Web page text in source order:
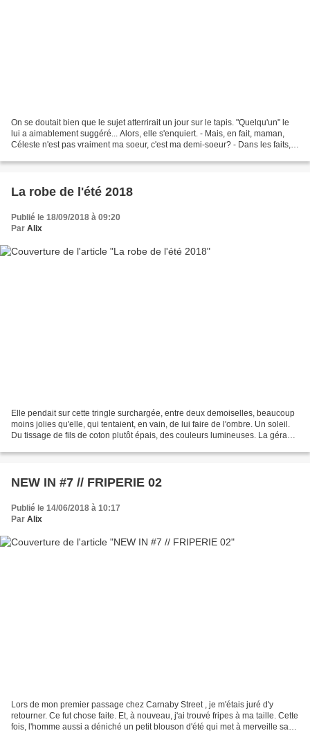
On se doutait bien que le sujet atterrirait un jour sur le tapis. "Quelqu'un" le
lui a aimablement suggéré... Alors, elle s'enquiert. - Mais, en fait, maman,
Céleste n'est pas vraiment ma soeur, c'est ma demi-soeur? - Dans les faits,
La robe de l'été 2018
Publié le 18/09/2018 à 09:20
Par Alix
Elle pendait sur cette tringle surchargée, entre deux demoiselles, beaucoup
moins jolies qu'elle, qui tentaient, en vain, de lui faire de l'ombre. Un soleil.
Du tissage de fils de coton plutôt épais, des couleurs lumineuses. La gérante
NEW IN #7 // FRIPERIE 02
Publié le 14/06/2018 à 10:17
Par Alix
Lors de mon premier passage chez Carnaby Street , je m'étais juré d'y
retourner. Ce fut chose faite. Et, à nouveau, j'ai trouvé fripes à ma taille. Cette
fois, l'homme aussi a déniché un petit blouson d'été qui met à merveille sa